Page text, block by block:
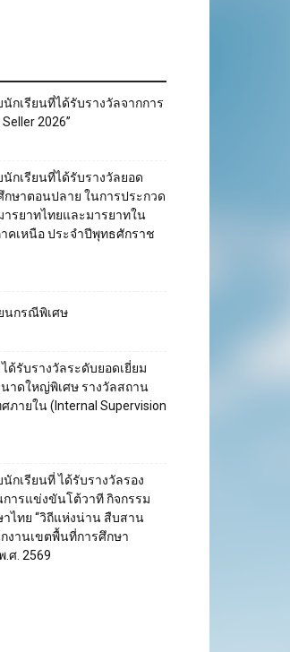
กเรียนที่ได้รับรางวัลจากการ
2026”
กเรียนที่ได้รับรางวัลยอด
ษาตอนปลาย ในการประกวด
รยาทไทยและมารยาทใน
คเหนือ ประจำปีพุทธศักราช
นกรณีพิเศษ
ด้รับรางวัลระดับยอดเยี่ยม
าดใหญ่พิเศษ รางวัลสถาน
ายใน (Internal Supervision
กเรียนที่ ได้รับรางวัลรอง
ารแข่งขันโต้วาที กิจกรรม
ไทย “วิถีแห่งน่าน สืบสาน
งานเขตพื้นที่การศึกษา
ศ. 2569